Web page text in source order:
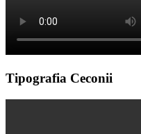
Tipografia Ceconii